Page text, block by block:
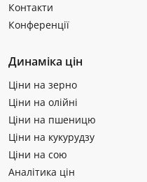
Контакти
Конференції
Динаміка цін
Ціни на зерно
Ціни на олійні
Ціни на пшеницю
Ціни на кукурудзу
Ціни на сою
Аналітика цін